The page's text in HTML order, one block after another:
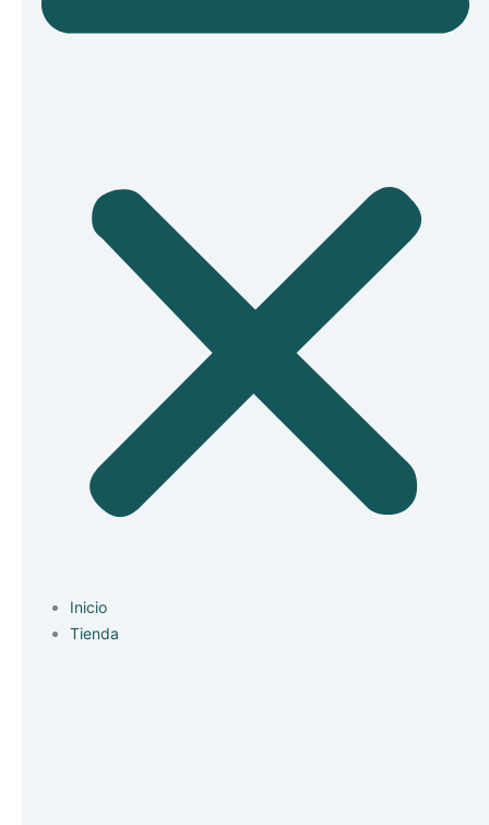
Inicio
Tienda